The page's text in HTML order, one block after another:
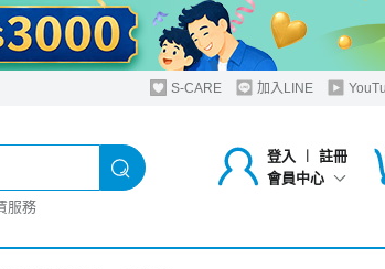
S-CARE 加入LINE
登入 ︱
註冊
會員中心
服務